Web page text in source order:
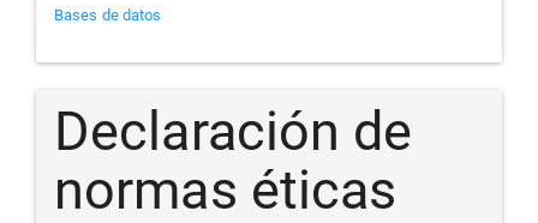
Bases de datos
Declaración de
normas éticas